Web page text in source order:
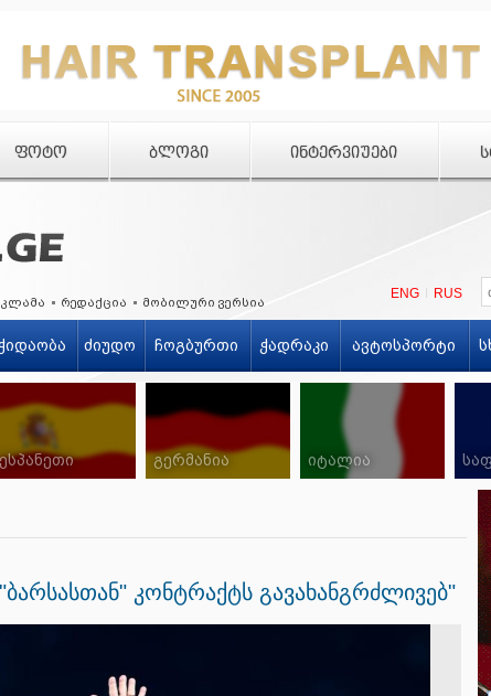
ᲤᲝᲢᲝ ᲑᲚᲝᲒᲘ ᲘᲜᲢᲔᲠᲕᲘᲣᲔᲑᲘ
ENG RUS
რედაქცია მობილური ვერსია
ძიუდო ჩოგბურთი ჭადრაკი ავტოსპორტი
ესპანეთი გერმანია იტალია
კონტრაქტს გავახანგრძლივებ"